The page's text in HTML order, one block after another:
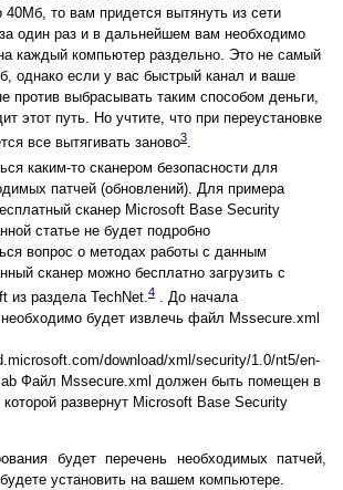
40Мб, то вам придется вытянуть из сети
один раз и в дальнейшем вам необходимо
каждый компьютер раздельно. Это не самый
однако если у вас быстрый канал и ваше
против выбрасывать таким способом деньги,
этот путь. Но учтите, что при переустановке
все вытягивать заново3.
каким-то сканером безопасности для
патчей (обновлений). Для примера
сканер Microsoft Base Security
статье не будет подробно
вопрос о методах работы с данным
сканер можно бесплатно загрузить с
из раздела TechNet.4 . До начала
необходимо будет извлечь файл Mssecure.xml
download/xml/security/1.0/nt5/en-
Файл Mssecure.xml должен быть помещен в
развернут Microsoft Base Security
будет перечень необходимых патчей,
установить на вашем компьютере.